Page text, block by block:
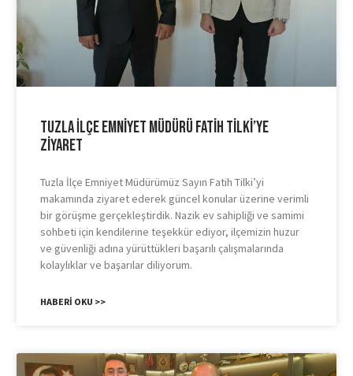
Tuzla İlçe Emniyet Müdürü Fatih Tilki’ye
Ziyaret
Tuzla İlçe Emniyet Müdürümüz Sayın Fatih Tilki’yi
makamında ziyaret ederek güncel konular üzerine verimli
bir görüşme gerçekleştirdik. Nazik ev sahipliği ve samimi
sohbeti için kendilerine teşekkür ediyor, ilçemizin huzur
ve güvenliği adına yürüttükleri başarılı çalışmalarında
kolaylıklar ve başarılar diliyorum.
HABERI OKU >>